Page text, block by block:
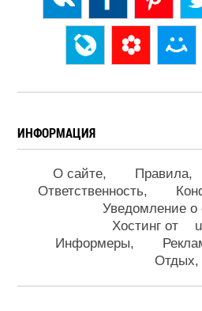
ИНФОРМАЦИЯ
О сайте Правила
Ответственность
Уведомление о
Хостинг от
Информеры
Отдых